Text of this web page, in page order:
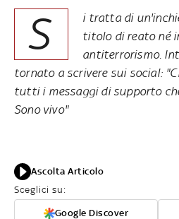
S
i tratta di
titolo di reato né
antiterrorismo.
tornato a scrivere sui social:
tutti i messaggi di supporto
Sono vivo"
Ascolta Articolo
Sceglici su:
Google Discover